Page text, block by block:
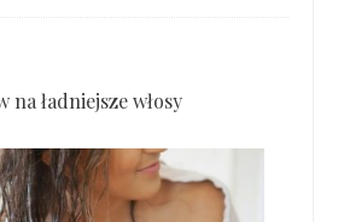
ładniejsze włosy